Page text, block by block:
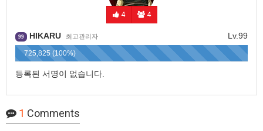
4 4
Lv.99
99 HIKARU 최고관리자
725,825 (100%)
등록된 서명이 없습니다.
1 Comments